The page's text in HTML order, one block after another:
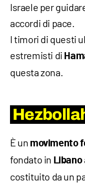
Israele per
accordi di pace.
I timori di questi
estremisti di
questa zona.
È un movimento
fondato in Libano
costituito da un